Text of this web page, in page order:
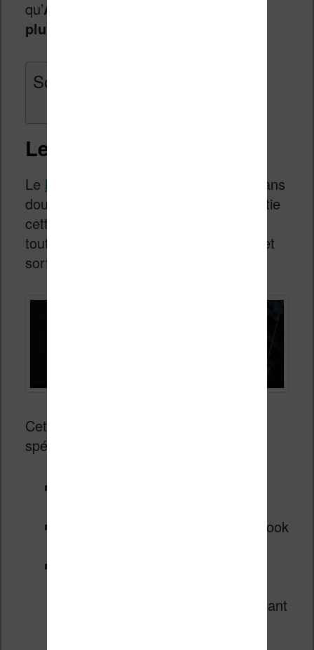
qu’Amazon va présenter un ou
plusieurs nouveaux Kindle
Sommaire
Le Kindle e-Ink éclairé
Le Nook Touch With Glowlight
est sans
doute l’une des meilleures liseuses sortie
cette année aux Etats-Unis. Il est donc
tout à fait logique qu’Amazon réplique et
sorte un modèle de Kindle concurrent.
Cette liseuse devraient posséder les
spécifications suivantes :
écran tacile (pas obligé mais le Nook
sur tablettes et donc moins fatiguant